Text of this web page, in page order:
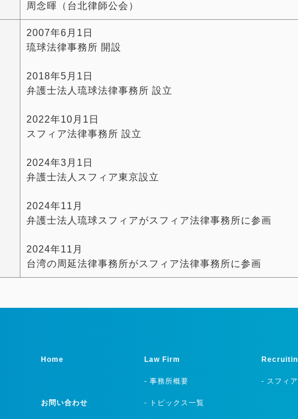
周念暉（台北律師公会）
2007年6月1日
琉球法律事務所 開設
2018年5月1日
弁護士法人琉球法律事務所 設立
2022年10月1日
スフィア法律事務所 設立
2024年3月1日
弁護士法人スフィア東京設立
2024年11月
弁護士法人琉球スフィアがスフィア法律事務所に参画
2024年11月
台湾の周延法律事務所がスフィア法律事務所に参画
Home
お問い合わせ
Law Firm
- 事務所概要
- トピックス一覧
- スフィ